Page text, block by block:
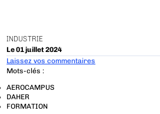
INDUSTRIE
Le 01 juillet 2024
Laissez vos commentaires
Mots-clés :
AEROCAMPUS
DAHER
FORMATION